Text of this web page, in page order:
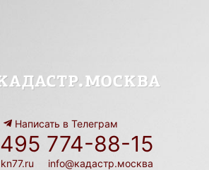
Написать в Телеграм
774-88-15
info@кадастр.москва